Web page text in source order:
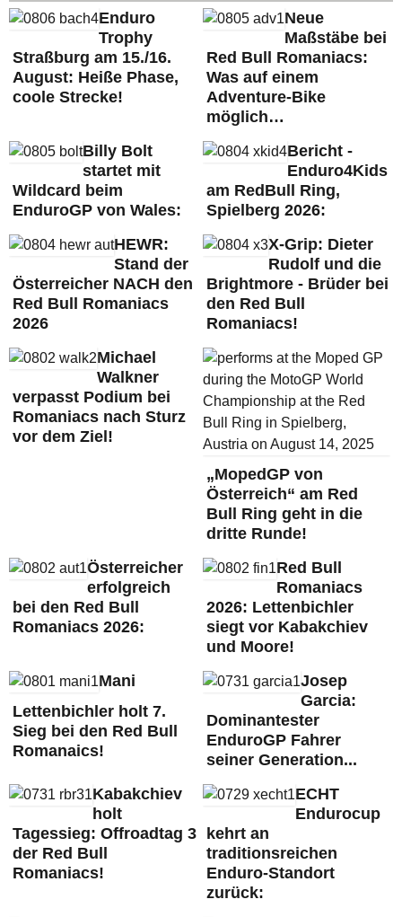
Enduro
Trophy
Straßburg am 15./16.
August: Heiße Phase,
coole Strecke!
Neue
Maßstäbe bei
Red Bull Romaniacs:
Was auf einem
Adventure-Bike
möglich…
Billy Bolt
startet mit
Wildcard beim
EnduroGP von Wales:
Bericht -
Enduro4Kids
am RedBull Ring,
Spielberg 2026:
HEWR:
Stand der
Österreicher NACH den
Red Bull Romaniacs
2026
X-Grip: Dieter
Rudolf und die
Brightmore - Brüder bei
den Red Bull
Romaniacs!
Michael
Walkner
verpasst Podium bei
Romaniacs nach Sturz
vor dem Ziel!
„MopedGP von
Österreich“ am Red
Bull Ring geht in die
dritte Runde!
Österreicher
erfolgreich
bei den Red Bull
Romaniacs 2026:
Red Bull
Romaniacs
2026: Lettenbichler
siegt vor Kabakchiev
und Moore!
Mani
Lettenbichler holt 7.
Sieg bei den Red Bull
Romanaics!
Josep
Garcia:
Dominantester
EnduroGP Fahrer
seiner Generation...
Kabakchiev
holt
Tagessieg: Offroadtag 3
der Red Bull
Romaniacs!
ECHT
Endurocup
kehrt an
traditionsreichen
Enduro-Standort
zurück: